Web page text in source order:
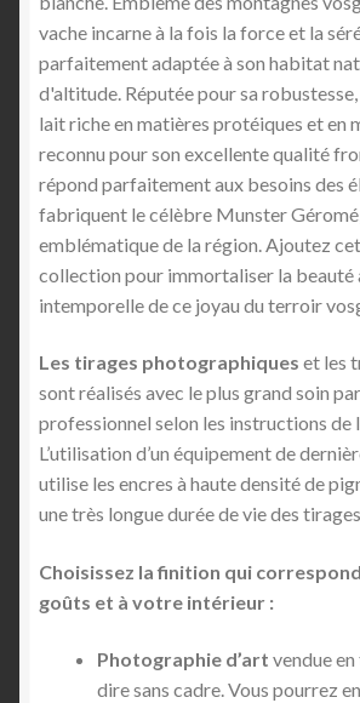
vache incarne à la fois la force et la
parfaitement adaptée à son habitat
d'altitude. Réputée pour sa
lait riche en matières protéiques et en
reconnu pour son excellente qualité
répond parfaitement aux besoins des
fabriquent le célèbre Munster
emblématique de la région. Ajoutez
collection pour immortaliser la beauté
intemporelle de ce joyau du terroir
Les tirages photographiques et les
sont réalisés avec le plus grand soin
professionnel selon les instructions de
L’utilisation d’un équipement de
utilise les encres à haute densité de
une très longue durée de vie des
Choisissez la finition qui
goûts et à votre intérieur :
Photographie d’art vendue en
dire sans cadre. Vous pourrez